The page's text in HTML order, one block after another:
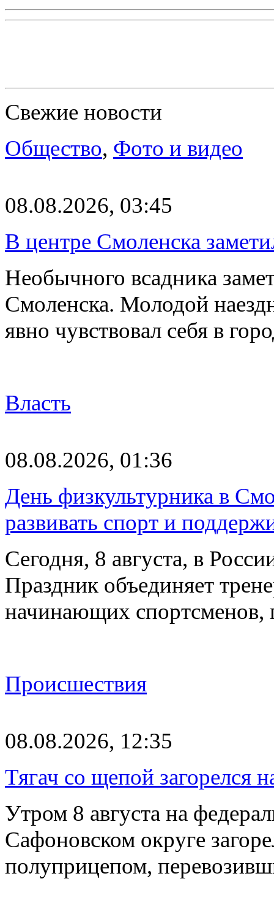
Свежие новости
Общество, Фото и видео
08.08.2026, 03:45
В центре Смоленска
Необычного всадника
Смоленска. Молодой
явно чувствовал себя в
Власть
08.08.2026, 01:36
День физкультурника в
развивать спорт и
Сегодня, 8 августа, в
Праздник объединяет
начинающих
Происшествия
08.08.2026, 12:35
Тягач со щепой загорелся
Утром 8 августа на
Сафоновском округе
полуприцепом,